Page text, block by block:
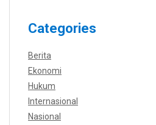
Categories
Berita
Ekonomi
Hukum
Internasional
Nasional